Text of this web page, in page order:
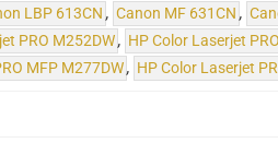
LBP 613CN , Canon MF 631CN ,
PRO M252DW, HP Color Laserjet
MFP M277DW, HP Color Laserjet